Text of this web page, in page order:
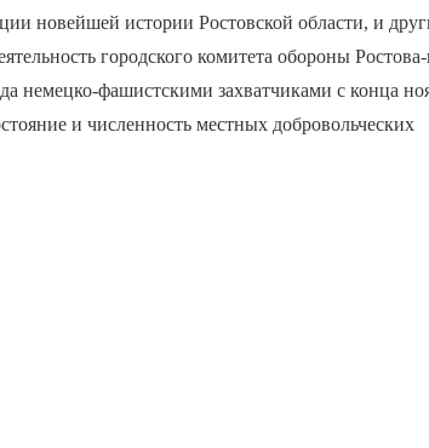
новейшей истории Ростовской области, и
городского комитета обороны
немецко-фашистскими захватчиками с конца
и численность местных добровольческих